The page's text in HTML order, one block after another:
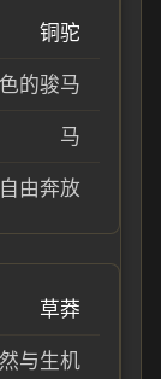
铜驼
的骏马
马
由奔放
草莽
与生机